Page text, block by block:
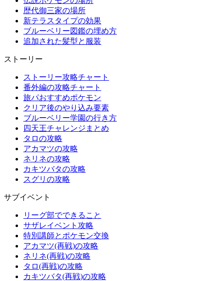
歴代御三家の場所
新テラスタイプの効果
ブルーベリー図鑑の埋め方
追加された髪型と服装
ストーリー
ストーリー攻略チャート
番外編の攻略チャート
旅パおすすめポケモン
クリア後のやり込み要素
ブルーベリー学園の行き方
四天王チャレンジまとめ
タロの攻略
アカマツの攻略
ネリネの攻略
カキツバタの攻略
スグリの攻略
サブイベント
リーグ部でできること
サザレイベント攻略
特別講師とポケモン交換
アカマツ(再戦)の攻略
ネリネ(再戦)の攻略
タロ(再戦)の攻略
カキツバタ(再戦)の攻略